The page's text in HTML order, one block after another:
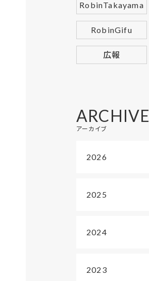
RobinTakayama
RobinGifu
広報
ARCHIVE
アーカイブ
2026
2025
2024
2023